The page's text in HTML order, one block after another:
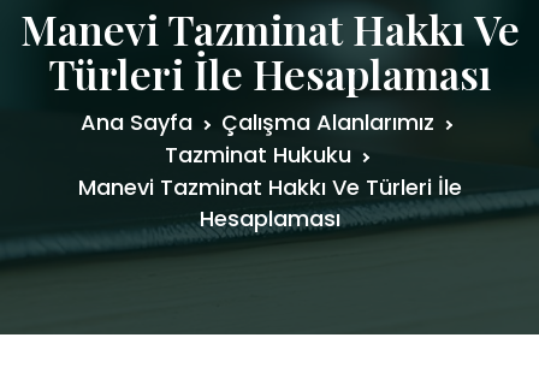
Manevi Tazminat Hakkı Ve
Türleri İle Hesaplaması
Ana Sayfa
Çalışma Alanlarımız
Tazminat Hukuku
Manevi Tazminat Hakkı Ve Türleri İle
Hesaplaması